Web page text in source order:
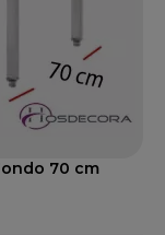
70 cm